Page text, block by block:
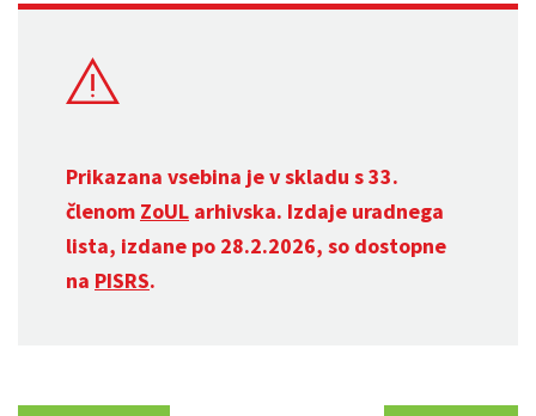
Prikazana vsebina je v skladu s 33.
členom ZoUL arhivska. Izdaje uradnega
lista, izdane po 28.2.2026, so dostopne
na PISRS.